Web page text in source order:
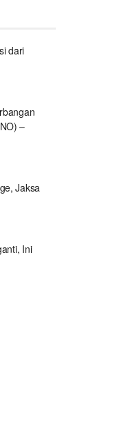
dari
–
Jaksa
Ini